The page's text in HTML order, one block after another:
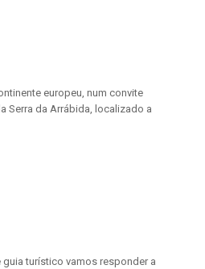
europeu, num convite
Serra da Arrábida, localizado a
guia turístico vamos responder a